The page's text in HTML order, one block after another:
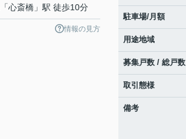
「心斎橋 」駅 徒歩10分
情報の見方
駐車場/月額
用途地域
募集戸数 / 総戸数
取引態様
備考